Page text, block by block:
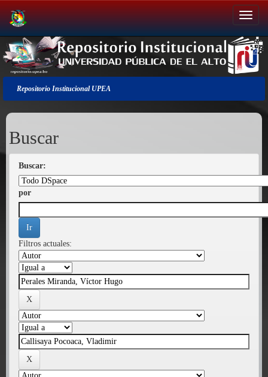
Salir
de
la
navegación
Repositorio Institucional UPEA
Buscar
Buscar:
por
Filtros actuales: